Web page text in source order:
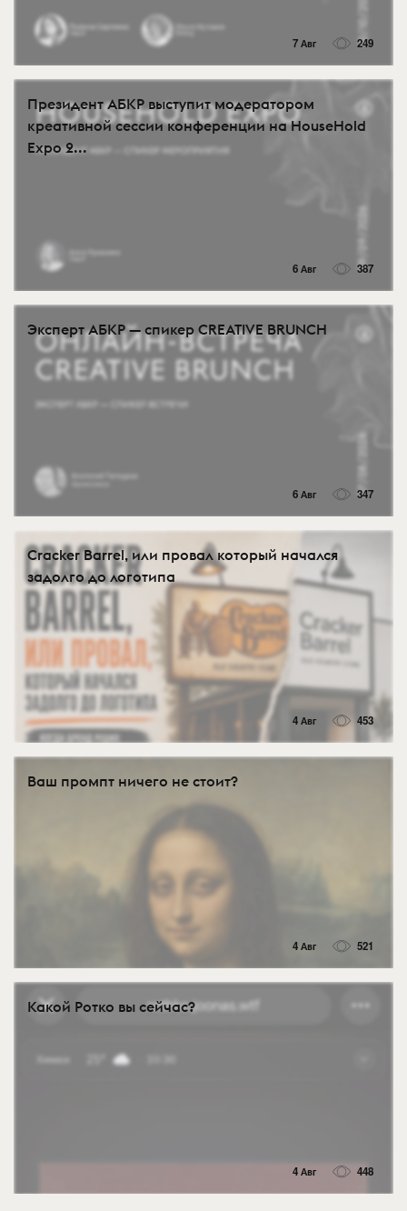
7 Авг 249
Президент АБКР выступит модератором
креативной сессии конференции на HouseHold
Expo 2...
6 Авг 387
Эксперт АБКР — спикер CREATIVE BRUNCH
6 Авг 347
Cracker Barrel, или провал который начался
задолго до логотипа
4 Авг 453
Ваш промпт ничего не стоит?
4 Авг 521
Какой Ротко вы сейчас?
4 Авг 448